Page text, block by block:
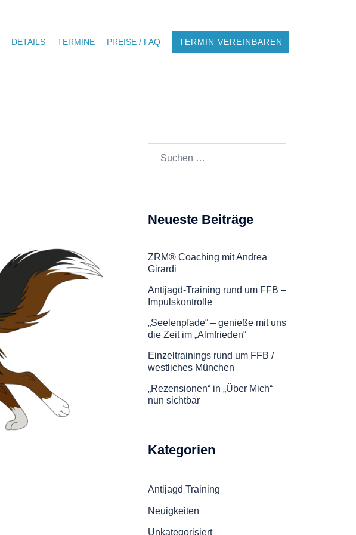
DETAILS TERMINE PREISE / FAQ TERMIN VEREINBAREN
Neueste Beiträge
ZRM® Coaching mit Andrea
Girardi
Antijagd-Training rund um FFB –
Impulskontrolle
„Seelenpfade“ – genieße mit uns
die Zeit im „Almfrieden“
Einzeltrainings rund um FFB /
westliches München
„Rezensionen“ in „Über Mich“
nun sichtbar
Kategorien
Antijagd Training
Neuigkeiten
Unkategorisiert